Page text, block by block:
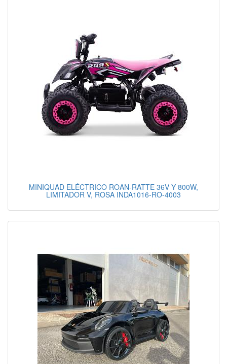
MINIQUAD ELÉCTRICO ROAN-RATTE 36V Y 800W,
LIMITADOR V, ROSA INDA1016-RO-4003